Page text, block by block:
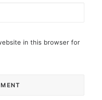
in this browser for